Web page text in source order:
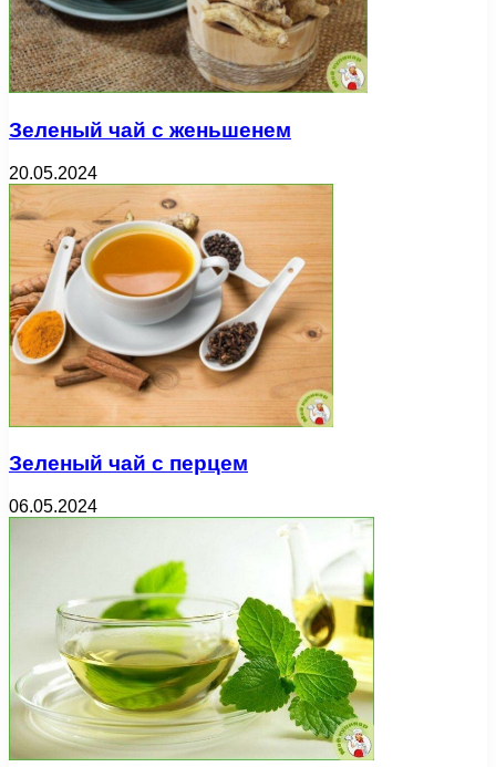
Зеленый чай с женьшенем
20.05.2024
Зеленый чай с перцем
06.05.2024